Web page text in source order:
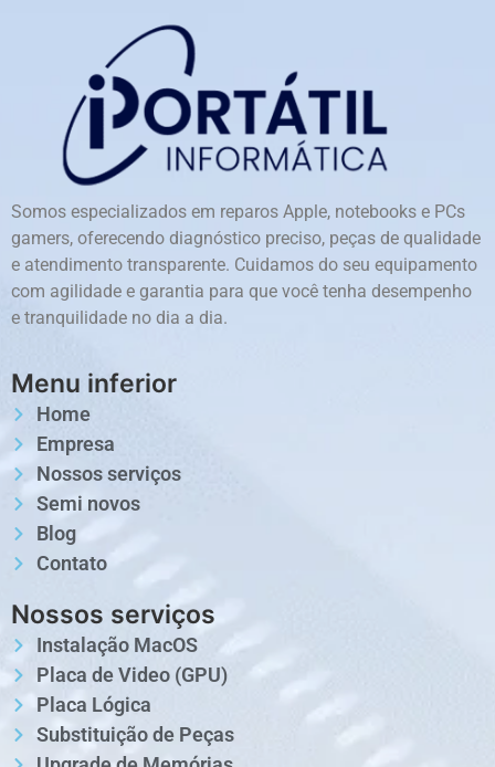
Somos especializados em reparos Apple, notebooks e PCs
gamers, oferecendo diagnóstico preciso, peças de qualidade
e atendimento transparente. Cuidamos do seu equipamento
com agilidade e garantia para que você tenha desempenho
e tranquilidade no dia a dia.
Menu inferior
Home
Empresa
Nossos serviços
Semi novos
Blog
Contato
Nossos serviços
Instalação MacOS
Placa de Video (GPU)
Placa Lógica
Substituição de Peças